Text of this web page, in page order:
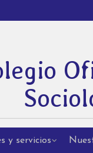
y servicios